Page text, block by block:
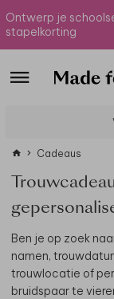
Ontwerp je
stapelkorting
Cadeaus
Ben je op zoek
namen,
trouwlocatie of
bruidspaar te